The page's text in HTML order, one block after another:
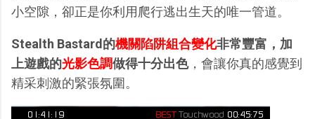
小空隙，卻正是你利用爬行逃出生天的唯一管道。
Stealth Bastard的機關陷阱組合變化非常豐富，加
上遊戲的光影色調做得十分出色，會讓你真的感覺到
精采刺激的緊張氛圍。